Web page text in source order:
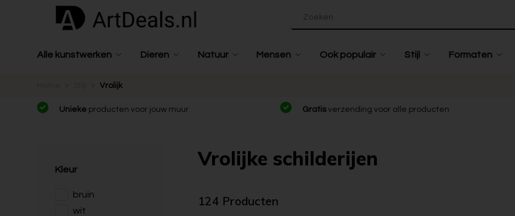
Alle kunstwerken Dieren Natuur Mensen Ook populair Stijl Formaten
Vrolijk
Unieke producten voor jouw muur Gratisverzending voor alle producten
Kleur
bruin
wit
Vrolijke schilderijen
124 Producten